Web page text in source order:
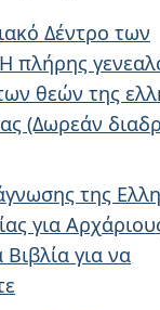
Δέντρο των
πλήρης
θεών της
(Δωρεάν
της
για
για να